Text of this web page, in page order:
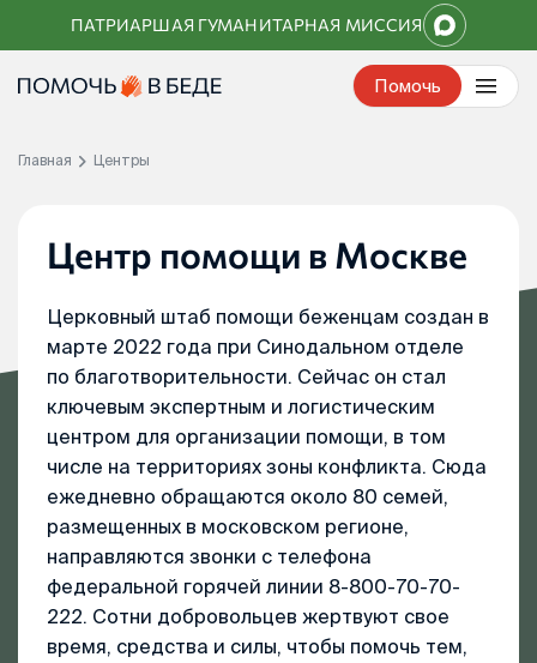
Перейти
к
контенту
ПАТРИАРШАЯ ГУМАНИТАРНАЯ МИССИЯ
Помочь
Главная Центры
Центр помощи в Москве
Церковный штаб помощи беженцам создан в
марте 2022 года при Синодальном отделе
по благотворительности. Сейчас он стал
ключевым экспертным и логистическим
центром для организации помощи, в том
числе на территориях зоны конфликта. Сюда
ежедневно обращаются около 80 семей,
размещенных в московском регионе,
направляются звонки с телефона
федеральной горячей линии 8-800-70-70-
222. Сотни добровольцев жертвуют свое
время, средства и силы, чтобы помочь тем,